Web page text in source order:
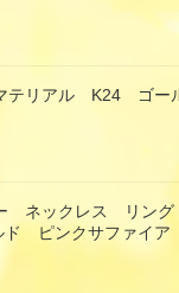
テリアル K24 ゴ
ネックレス リン
ド ピンクサファイ